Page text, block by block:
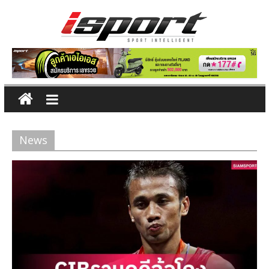
ข่าว
กีฬา
News